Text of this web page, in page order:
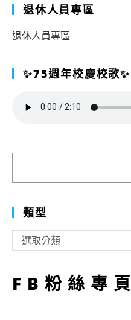
退休人員專區
退休人員專區
✨75週年校慶校歌✨
類型
型
選取分類
FB粉絲專頁